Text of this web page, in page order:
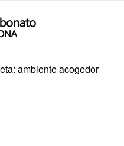
ambiente acogedor